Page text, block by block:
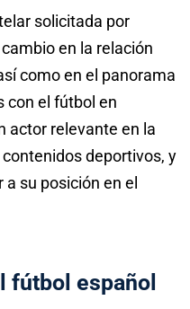
solicitada por
en la relación
como en el panorama
con el fútbol en
actor relevante en la
deportivos, y
su posición en el
fútbol español